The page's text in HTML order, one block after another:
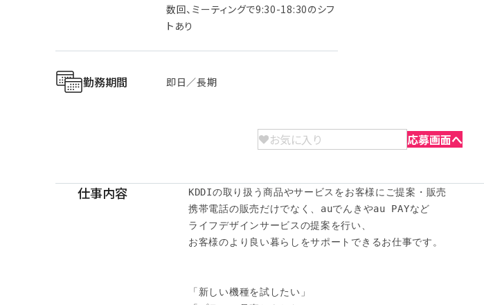
数回、ミーティングで9:30-18:30のシフ
トあり
勤務期間 即日／長期
お気に入り 応募画面へ
仕事内容
KDDIの取り扱う商品やサービスをお客様にご提案・販売
携帯電話の販売だけでなく、auでんきやau PAYなど
ライフデザインサービスの提案を行い、
お客様のより良い暮らしをサポートできるお仕事です。
「新しい機種を試したい」